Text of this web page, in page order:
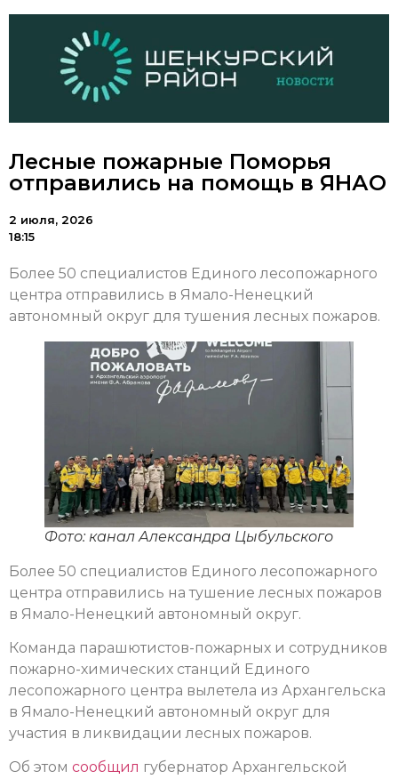
Лесные пожарные Поморья
отправились на помощь в ЯНАО
2 июля, 2026
18:15
Более 50 специалистов Единого лесопожарного
центра отправились в Ямало-Ненецкий
автономный округ для тушения лесных пожаров.
Фото: канал Александра Цыбульского
Более 50 специалистов Единого лесопожарного
центра отправились на тушение лесных пожаров
в Ямало-Ненецкий автономный округ.
Команда парашютистов-пожарных и сотрудников
пожарно-химических станций Единого
лесопожарного центра вылетела из Архангельска
в Ямало-Ненецкий автономный округ для
участия в ликвидации лесных пожаров.
Об этом сообщил губернатор Архангельской